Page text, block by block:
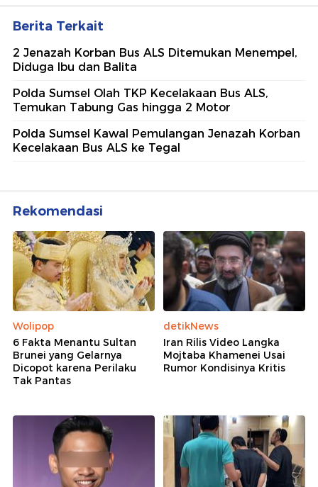
Berita Terkait
2 Jenazah Korban Bus ALS Ditemukan Menempel,
Diduga Ibu dan Balita
Polda Sumsel Olah TKP Kecelakaan Bus ALS,
Temukan Tabung Gas hingga 2 Motor
Polda Sumsel Kawal Pemulangan Jenazah Korban
Kecelakaan Bus ALS ke Tegal
Rekomendasi
Wolipop
6 Fakta Menantu Sultan
Brunei yang Gelarnya
Dicopot karena Perilaku
Tak Pantas
detikNews
Iran Rilis Video Langka
Mojtaba Khamenei Usai
Rumor Kondisinya Kritis